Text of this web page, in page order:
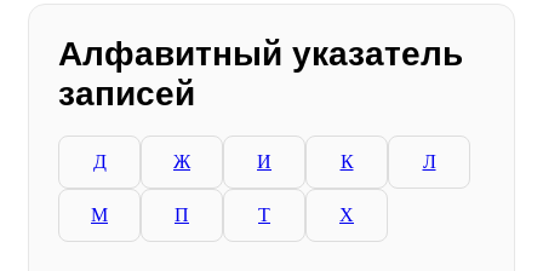
Алфавитный указатель
записей
Д Ж И К Л
М П Т Х